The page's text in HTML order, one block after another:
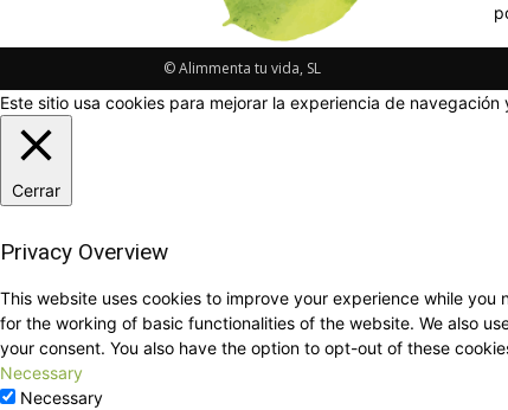
© Alimmenta tu vida, SL
Este sitio usa cookies para mejorar la experiencia de navegación
Cerrar
Privacy Overview
This website uses cookies to improve your experience while
for the working of basic functionalities of the website. We also
your consent. You also have the option to opt-out of these
Necessary
Necessary